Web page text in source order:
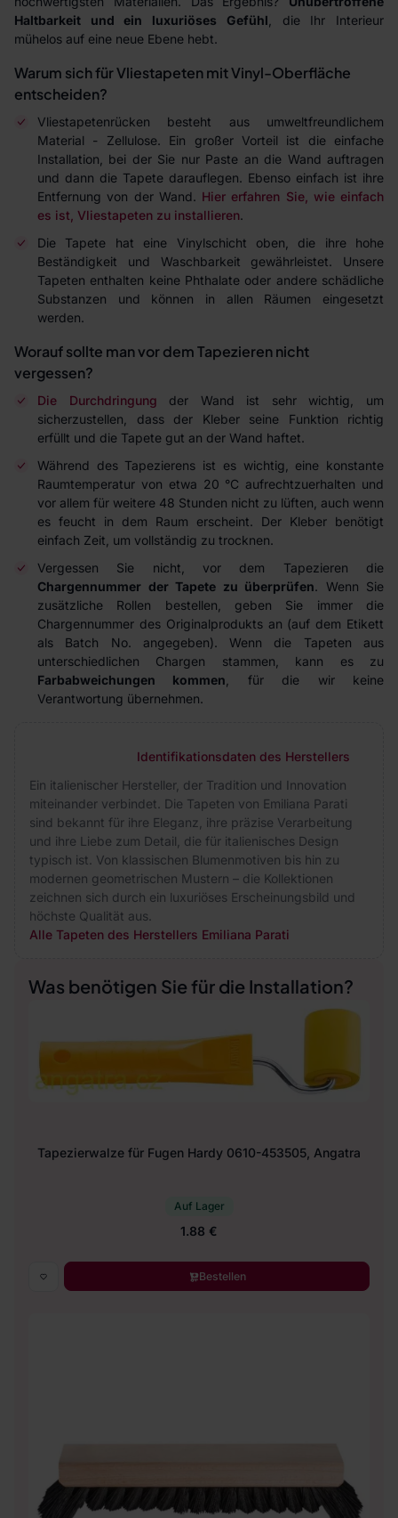
Haltbarkeit und ein luxuriöses Gefühl , die Ihr Interieur
mühelos auf eine neue Ebene hebt.
Warum sich für Vliestapeten mit Vinyl-Oberfläche
entscheiden?
Vliestapetenrücken besteht aus umweltfreundlichem
Material - Zellulose. Ein großer Vorteil ist die einfache
Installation, bei der Sie nur Paste an die Wand auftragen
und dann die Tapete darauflegen. Ebenso einfach ist ihre
Entfernung von der Wand. Hier erfahren Sie, wie einfach
es ist, Vliestapeten zu installieren.
Die Tapete hat eine Vinylschicht oben, die ihre hohe
Beständigkeit und Waschbarkeit gewährleistet. Unsere
Tapeten enthalten keine Phthalate oder andere schädliche
Substanzen und können in allen Räumen eingesetzt
werden.
Worauf sollte man vor dem Tapezieren nicht
vergessen?
Die Durchdringung der Wand ist sehr wichtig, um
sicherzustellen, dass der Kleber seine Funktion richtig
erfüllt und die Tapete gut an der Wand haftet.
Während des Tapezierens ist es wichtig, eine konstante
Raumtemperatur von etwa 20 °C aufrechtzuerhalten und
vor allem für weitere 48 Stunden nicht zu lüften, auch wenn
es feucht in dem Raum erscheint. Der Kleber benötigt
einfach Zeit, um vollständig zu trocknen.
Vergessen Sie nicht, vor dem Tapezieren die
Chargennummer der Tapete zu überprüfen. Wenn Sie
zusätzliche Rollen bestellen, geben Sie immer die
Chargennummer des Originalprodukts an (auf dem Etikett
als Batch No. angegeben). Wenn die Tapeten aus
unterschiedlichen Chargen stammen, kann es zu
Farbabweichungen kommen , für die wir keine
Verantwortung übernehmen.
Identifikationsdaten des Herstellers
Ein italienischer Hersteller, der Tradition und Innovation
miteinander verbindet. Die Tapeten von Emiliana Parati
sind bekannt für ihre Eleganz, ihre präzise Verarbeitung
und ihre Liebe zum Detail, die für italienisches Design
typisch ist. Von klassischen Blumenmotiven bis hin zu
modernen geometrischen Mustern – die Kollektionen
zeichnen sich durch ein luxuriöses Erscheinungsbild und
höchste Qualität aus.
Alle Tapeten des Herstellers Emiliana Parati
Was benötigen Sie für die Installation?
Tapezierwalze für Fugen Hardy 0610-453505, Angatra
Auf Lager
1.88 €
Bestellen